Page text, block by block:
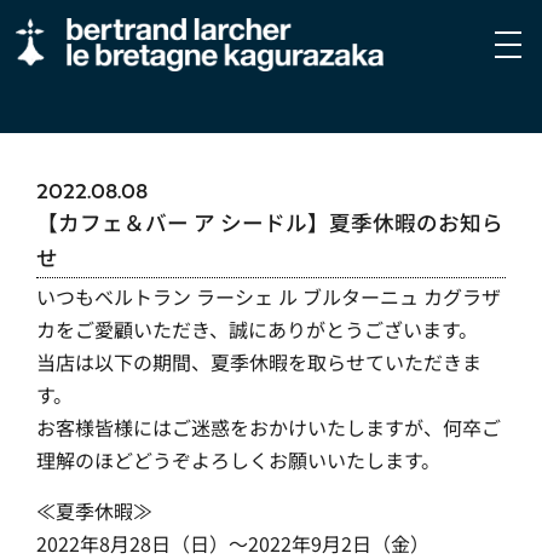
2022.08.08
【カフェ＆バー ア シードル】夏季休暇のお知ら
せ
いつもベルトラン ラーシェ ル ブルターニュ カグラザ
カをご愛顧いただき、誠にありがとうございます。
当店は以下の期間、夏季休暇を取らせていただきま
す。
お客様皆様にはご迷惑をおかけいたしますが、何卒ご
理解のほどどうぞよろしくお願いいたします。
≪夏季休暇≫
2022年8月28日（日）～2022年9月2日（金）